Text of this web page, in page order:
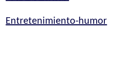
Entretenimiento-humor